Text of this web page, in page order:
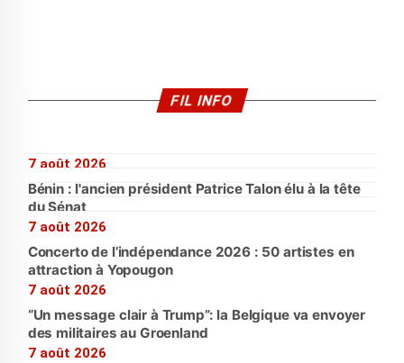
FIL INFO
7 août 2026
Bénin : l'ancien président Patrice Talon élu à la tête
du Sénat
7 août 2026
Concerto de l’indépendance 2026 : 50 artistes en
attraction à Yopougon
7 août 2026
“Un message clair à Trump”: la Belgique va envoyer
des militaires au Groenland
7 août 2026